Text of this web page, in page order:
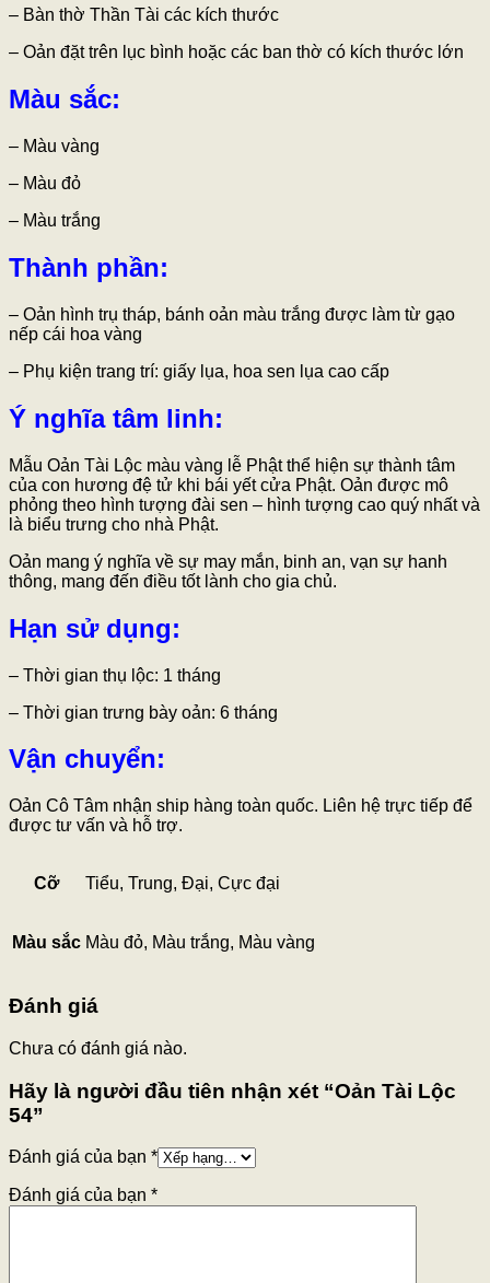
– Bàn thờ Thần Tài các kích thước
– Oản đặt trên lục bình hoặc các ban thờ có kích thước lớn
Màu sắc:
– Màu vàng
– Màu đỏ
– Màu trắng
Thành phần:
– Oản hình trụ tháp, bánh oản màu trắng được làm từ gạo
nếp cái hoa vàng
– Phụ kiện trang trí: giấy lụa, hoa sen lụa cao cấp
Ý nghĩa tâm linh:
Mẫu Oản Tài Lộc màu vàng lễ Phật thể hiện sự thành tâm
của con hương đệ tử khi bái yết cửa Phật. Oản được mô
phỏng theo hình tượng đài sen – hình tượng cao quý nhất và
là biểu trưng cho nhà Phật.
Oản mang ý nghĩa về sự may mắn, binh an, vạn sự hanh
thông, mang đến điều tốt lành cho gia chủ.
Hạn sử dụng:
– Thời gian thụ lộc: 1 tháng
– Thời gian trưng bày oản: 6 tháng
Vận chuyển:
Oản Cô Tâm nhận ship hàng toàn quốc. Liên hệ trực tiếp để
được tư vấn và hỗ trợ.
Cỡ Tiểu, Trung, Đại, Cực đại
Màu sắc Màu đỏ, Màu trắng, Màu vàng
Đánh giá
Chưa có đánh giá nào.
Hãy là người đầu tiên nhận xét “Oản Tài Lộc
54”
Đánh giá của bạn *
Đánh giá của bạn *